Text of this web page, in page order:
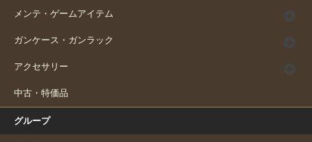
メンテ・ゲームアイテム
ガンケース・ガンラック
アクセサリー
中古・特価品
グループ